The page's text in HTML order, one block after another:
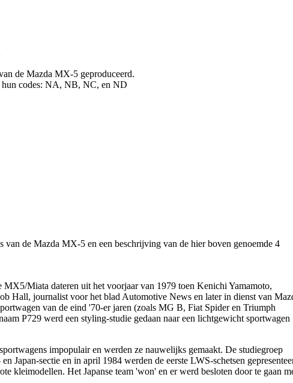
de Mazda MX-5 geproduceerd.
hun codes: NA, NB, NC, en ND
van de Mazda MX-5 en een beschrijving van de hier boven genoemde 4
MX5/Miata dateren uit het voorjaar van 1979 toen Kenichi Yamamoto,
Hall, journalist voor het blad Automotive News en later in dienst van
van de eind '70-er jaren (zoals MG B, Fiat Spider en Triumph
P729 werd een styling-studie gedaan naar een lichtgewicht sportwagen
impopulair en werden ze nauwelijks gemaakt. De studiegroep
Japan-sectie en in april 1984 werden de eerste LWS-schetsen
kleimodellen. Het Japanse team 'won' en er werd besloten door te gaan